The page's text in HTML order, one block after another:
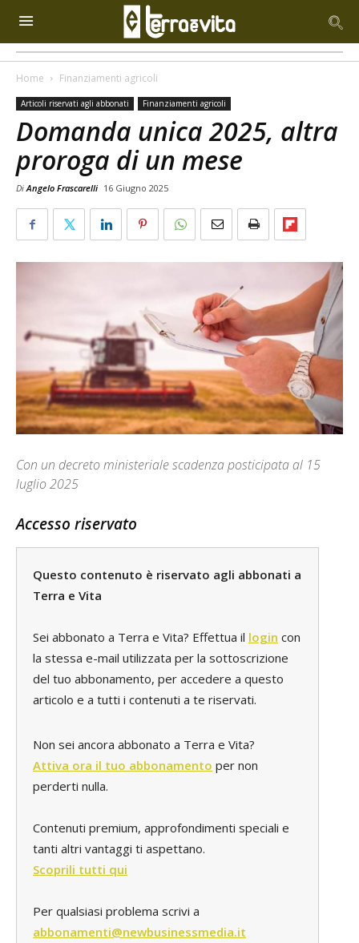
Home Finanziamenti agricoli
Articoli riservati agli abbonati Finanziamenti agricoli
Domanda unica 2025, altra
proroga di un mese
DiAngelo Frascarelli 16 Giugno 2025
Con un decreto ministeriale scadenza posticipata al 15
luglio 2025
Accesso riservato
Questo contenuto è riservato agli abbonati a
Terra e Vita
Sei abbonato a Terra e Vita? Effettua il login con
la stessa e-mail utilizzata per la sottoscrizione
del tuo abbonamento, per accedere a questo
articolo e a tutti i contenuti a te riservati.
Non sei ancora abbonato a Terra e Vita?
Attiva ora il tuo abbonamento per non
perderti nulla.
Contenuti premium, approfondimenti speciali e
tanti altri vantaggi ti aspettano.
Scoprili tutti qui
Per qualsiasi problema scrivi a
abbonamenti@newbusinessmedia.it